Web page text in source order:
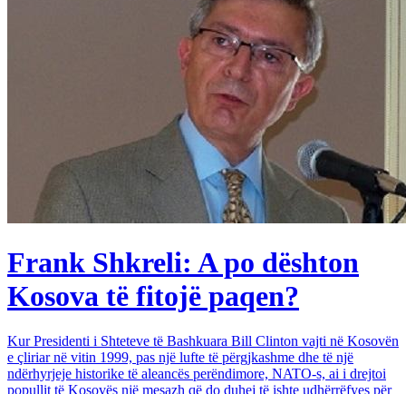
Frank Shkreli: A po dështon
Kosova të fitojë paqen?
Kur Presidenti i Shteteve të Bashkuara Bill Clinton vajti në Kosovën
e çliriar në vitin 1999, pas një lufte të përgjkashme dhe të një
ndërhyrjeje historike të aleancës perëndimore, NATO-s, ai i drejtoi
popullit të Kosovës një mesazh që do duhej të ishte udhërrëfyes për